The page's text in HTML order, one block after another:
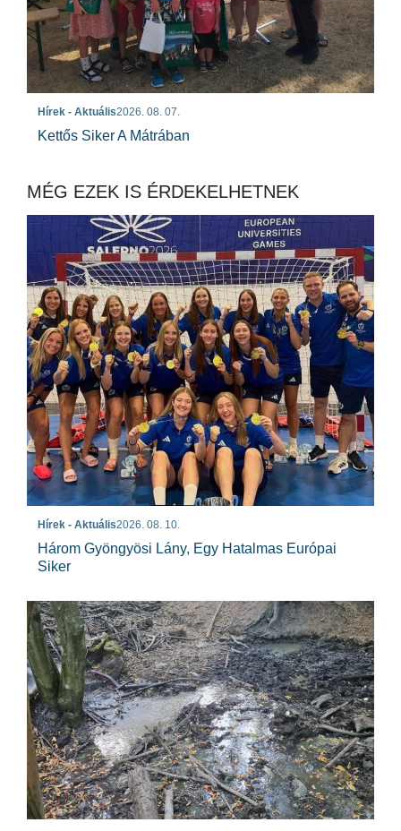
Hírek - Aktuális2026. 08. 07.
Kettős Siker A Mátrában
MÉG EZEK IS ÉRDEKELHETNEK
Hírek - Aktuális2026. 08. 10.
Három Gyöngyösi Lány, Egy Hatalmas Európai
Siker